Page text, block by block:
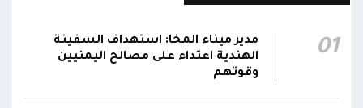
02:03
أبطال الجيش استشهدوا في هجوم حوثي
بالصواريخ الباليستية والمسيرات.. وتؤكد: الرد
سيكون رادعاً واستعادة الدولة مستمرة
01
مدير ميناء المخا: استهداف السفينة
الهندية اعتداء على مصالح اليمنيين
وقوتهم